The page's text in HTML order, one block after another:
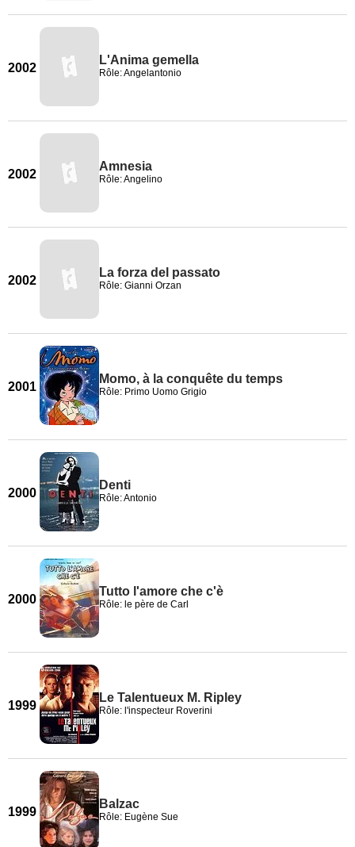
2002
L'Anima gemella
Rôle: Angelantonio
2002
Amnesia
Rôle: Angelino
2002
La forza del passato
Rôle: Gianni Orzan
2001
Momo, à la conquête du temps
Rôle: Primo Uomo Grigio
2000
Denti
Rôle: Antonio
2000
Tutto l'amore che c'è
Rôle: le père de Carl
1999
Le Talentueux M. Ripley
Rôle: l'inspecteur Roverini
1999
Balzac
Rôle: Eugène Sue